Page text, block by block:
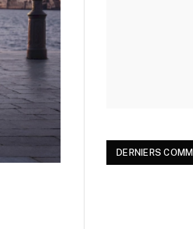
DERNIERS